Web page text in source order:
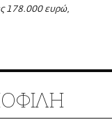
178.000 ευρώ,